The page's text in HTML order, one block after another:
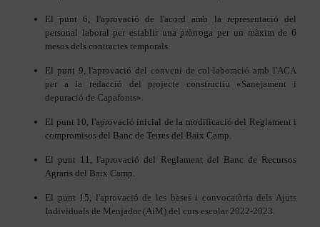
El punt 6, l'aprovació de l'acord amb la representació del
personal laboral per establir una pròrroga per un màxim de 6
mesos dels contractes temporals.
El punt 9, l'aprovació del conveni de col·laboració amb l'ACA
per a la redacció del projecte constructiu «Sanejament i
depuració de Capafonts».
El punt 10, l'aprovació inicial de la modificació del Reglament i
compromisos del Banc de Terres del Baix Camp.
El punt 11, l'aprovació del Reglament del Banc de Recursos
Agraris del Baix Camp.
El punt 15, l'aprovació de les bases i convocatòria dels Ajuts
Individuals de Menjador (AiM) del curs escolar 2022-2023.